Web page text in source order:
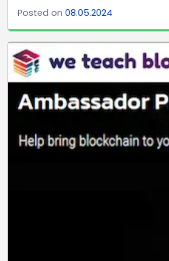
Posted on 08.05.2024